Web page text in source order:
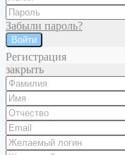
Забыли пароль?
Войти
Регистрация
закрыть